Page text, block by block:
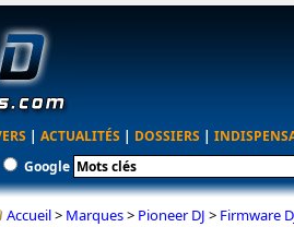
| ACTUALITÉS | DOSSIERS |
Google
Accueil> Marques> Pioneer DJ > Firmware